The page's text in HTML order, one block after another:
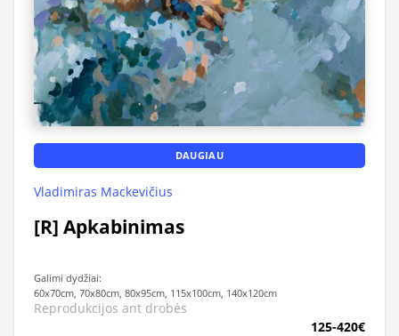
DAUGIAU
Vladimiras Mackevičius
[R] Apkabinimas
Galimi dydžiai:
60x70cm, 70x80cm, 80x95cm, 115x100cm, 140x120cm
Reprodukcijos ant drobės
125-420€